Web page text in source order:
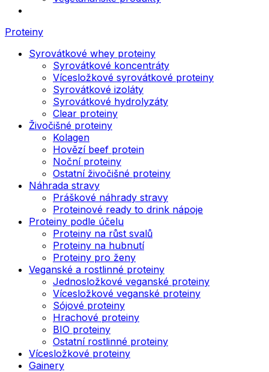
Proteiny
Syrovátkové whey proteiny
Syrovátkové koncentráty
Vícesložkové syrovátkové proteiny
Syrovátkové izoláty
Syrovátkové hydrolyzáty
Clear proteiny
Živočišné proteiny
Kolagen
Hovězí beef protein
Noční proteiny
Ostatní živočišné proteiny
Náhrada stravy
Práškové náhrady stravy
Proteinové ready to drink nápoje
Proteiny podle účelu
Proteiny na růst svalů
Proteiny na hubnutí
Proteiny pro ženy
Veganské a rostlinné proteiny
Jednosložkové veganské proteiny
Vícesložkové veganské proteiny
Sójové proteiny
Hrachové proteiny
BIO proteiny
Ostatní rostlinné proteiny
Vícesložkové proteiny
Gainery